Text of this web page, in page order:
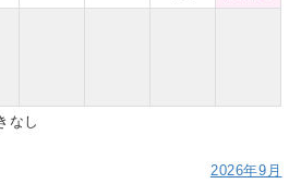
し
2026年9月